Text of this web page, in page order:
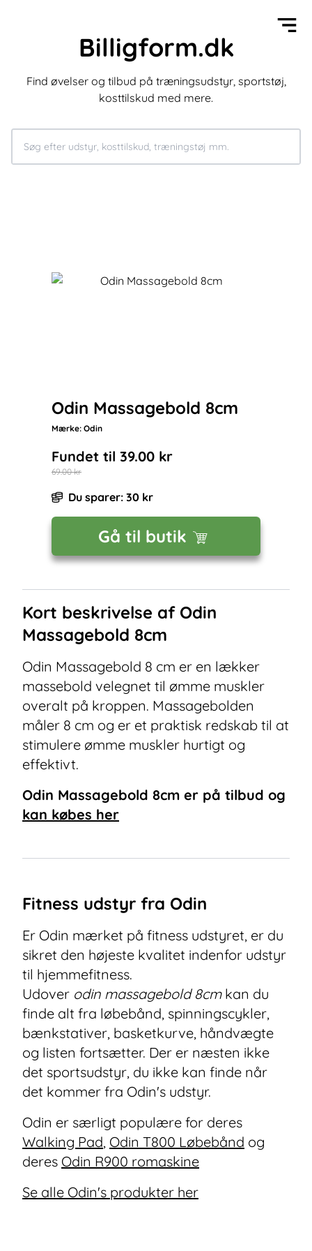
Billigform.dk
Find øvelser og tilbud på træningsudstyr, sportstøj,
kosttilskud med mere.
Odin Massagebold 8cm
Mærke: Odin
Fundet til 39.00 kr
69.00kr
Du sparer: 30 kr
Gå til butik
Kort beskrivelse af Odin
Massagebold 8cm
Odin Massagebold 8 cm er en lækker
massebold velegnet til ømme muskler
overalt på kroppen. Massagebolden
måler 8 cm og er et praktisk redskab til at
stimulere ømme muskler hurtigt og
effektivt.
Odin Massagebold 8cm er på tilbud og
kan købes her
Fitness udstyr fra Odin
Er Odin mærket på fitness udstyret, er du
sikret den højeste kvalitet indenfor udstyr
til hjemmefitness.
Udover odin massagebold 8cmkan du
finde alt fra løbebånd, spinningscykler,
bænkstativer, basketkurve, håndvægte
og listen fortsætter. Der er næsten ikke
det sportsudstyr, du ikke kan finde når
det kommer fra Odin's udstyr.
Odin er særligt populære for deres
Walking Pad, Odin T800 Løbebånd og
deres Odin R900 romaskine
Se alle Odin's produkter her